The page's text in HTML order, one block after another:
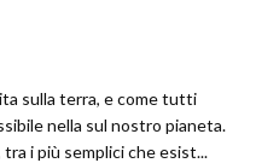
sulla terra, e come tutti
nella sul nostro pianeta.
i più semplici che esist...